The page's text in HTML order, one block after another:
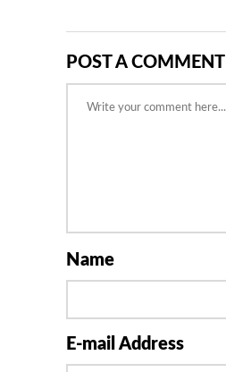
POST A COMMENT
Name
E-mail Address